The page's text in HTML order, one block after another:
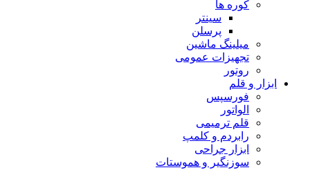
کوره ها
سینتر
پرسلن
میلینگ ماشین
تجهیزات عمومی
روتور
ابزار و قلم
فورسپس
الواتور
قلم ترمیمی
رابردم و کلمپ
ابزار جراحی
سوزنگیر و هموستات